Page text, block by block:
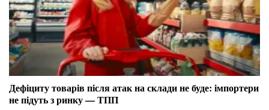
Дефіциту товарів після атак на склади не буде: імпортери
не підуть з ринку — ТПП